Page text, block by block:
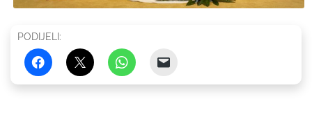
PODIJELI: